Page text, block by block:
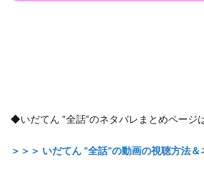
◆いだてん “全話”のネタバレまとめページ
＞＞＞ いだてん “全話”の動画の視聴方法